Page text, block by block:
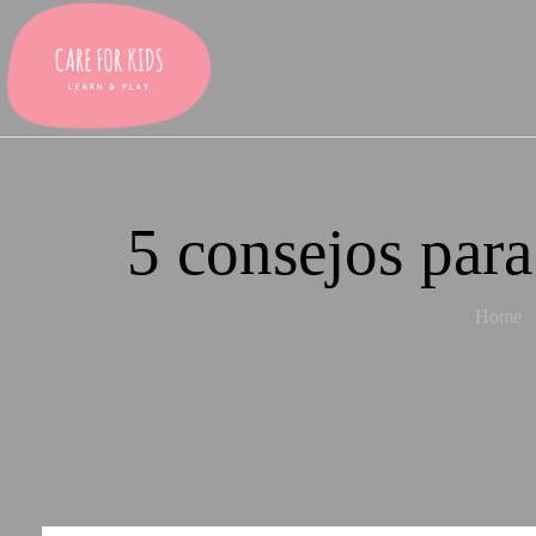
5 consejos
Home